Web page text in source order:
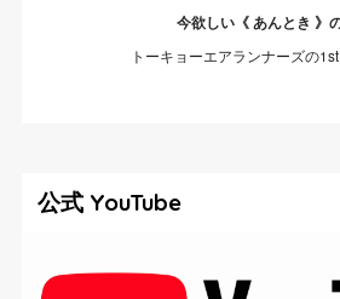
今欲しい《 あんとき 》
トーキョーエアランナーズの
公式 YouTube